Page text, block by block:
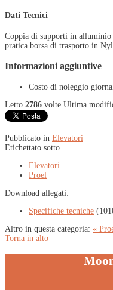
Dati Tecnici
Coppia di supporti in alluminio
pratica borsa di trasporto in
Informazioni aggiuntive
Costo di noleggio
Letto 2786 volte Ultima
Pubblicato in Elevatori
Etichettato sotto
Elevatori
Proel
Download allegati:
Specifiche tecniche
Altro in questa categoria: «
Torna in alto